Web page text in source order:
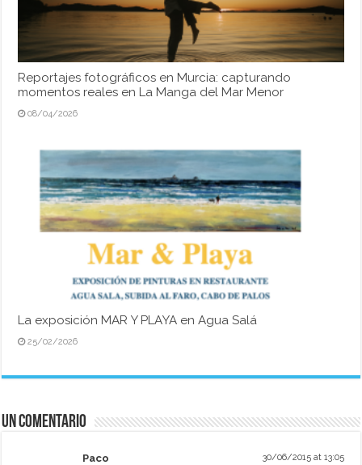
Reportajes fotográficos en Murcia: capturando
momentos reales en La Manga del Mar Menor
08/04/2026
La exposición MAR Y PLAYA en Agua Salá
25/02/2026
Un comentario
Paco 30/06/2015 at 13:05